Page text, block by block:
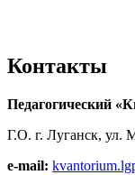
Контакты
Педагогический
Г.О. г. Луганск, ул.
e-mail: